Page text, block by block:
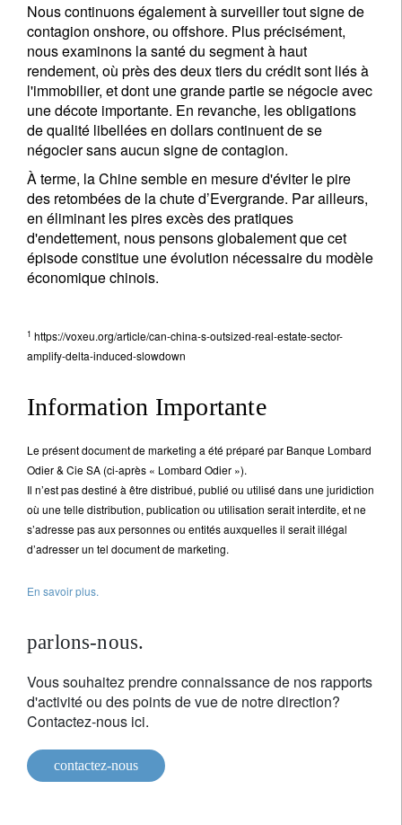
Nous continuons également à surveiller tout signe de
contagion onshore, ou offshore. Plus précisément,
nous examinons la santé du segment à haut
rendement, où près des deux tiers du crédit sont liés à
l'immobilier, et dont une grande partie se négocie avec
une décote importante. En revanche, les obligations
de qualité libellées en dollars continuent de se
négocier sans aucun signe de contagion.
À terme, la Chine semble en mesure d'éviter le pire
des retombées de la chute d’Evergrande. Par ailleurs,
en éliminant les pires excès des pratiques
d'endettement, nous pensons globalement que cet
épisode constitue une évolution nécessaire du modèle
économique chinois.
1 https://voxeu.org/article/can-china-s-outsized-real-estate-sector-
amplify-delta-induced-slowdown
Information Importante
Le présent document de marketing a été préparé par Banque Lombard
Odier & Cie SA (ci-après « Lombard Odier »).
Il n’est pas destiné à être distribué, publié ou utilisé dans une juridiction
où une telle distribution, publication ou utilisation serait interdite, et ne
s’adresse pas aux personnes ou entités auxquelles il serait illégal
d’adresser un tel document de marketing.
En savoir plus.
parlons-nous.
Vous souhaitez prendre connaissance de nos rapports
d'activité ou des points de vue de notre direction?
Contactez-nous ici.
contactez-nous